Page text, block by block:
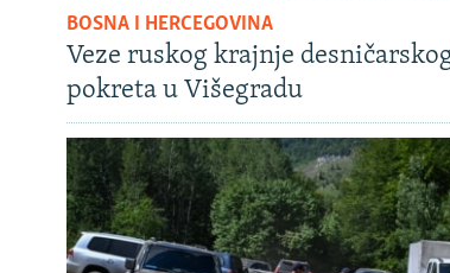
BOSNA I HERCEGOVINA
Veze ruskog krajnje
pokreta u Višegradu